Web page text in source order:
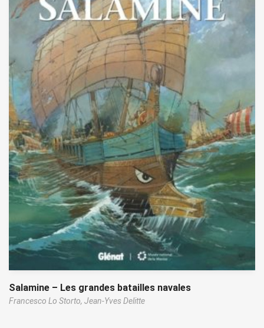
Salamine – Les grandes batailles navales
Francesco Lo Storto, Jean-Yves Delitte